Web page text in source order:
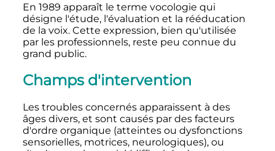
En 1989 apparaît le terme vocologie qui
désigne l'étude, l'évaluation et la rééducation
de la voix. Cette expression, bien qu'utilisée
par les professionnels, reste peu connue du
grand public.
Champs d'intervention
Les troubles concernés apparaissent à des
âges divers, et sont causés par des facteurs
d'ordre organique (atteintes ou dysfonctions
sensorielles, motrices, neurologiques), ou